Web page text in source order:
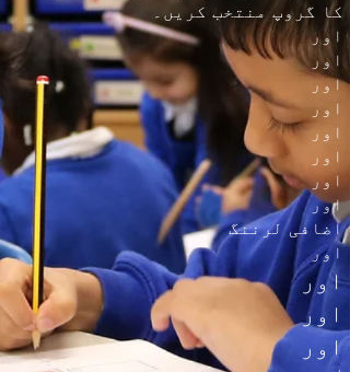
کا گروپ منتخب کریں۔
اور
اور
اور
اور
اور
اور
اور
اور
اضافی لرننگ
اور
اور
اور
اور